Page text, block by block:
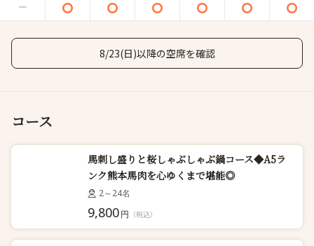
8/23(日)以降の空席を確認
コース
馬刺し盛りと桜しゃぶしゃぶ鍋コース◆A5ラ
ンク熊本馬肉を心ゆくまで堪能◎
2～24名
9,800円 （税込）